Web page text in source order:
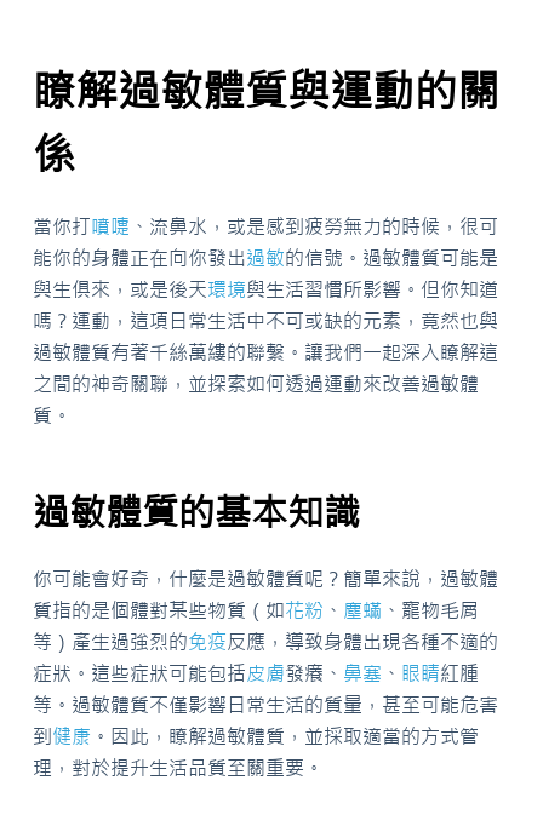
瞭解過敏體質與運動的關
係
當你打噴嚏 、流鼻水，或是感到疲勞無力的時候，很可
能你的身體正在向你發出過敏的信號。過敏體質可能是
與生俱來，或是後天環境與生活習慣所影響。但你知道
嗎？運動，這項日常生活中不可或缺的元素，竟然也與
過敏體質有著千絲萬縷的聯繫。讓我們一起深入瞭解這
之間的神奇關聯，並探索如何透過運動來改善過敏體
質。
過敏體質的基本知識
你可能會好奇，什麼是過敏體質呢？簡單來說，過敏體
質指的是個體對某些物質（如花粉 、 塵蟎 、寵物毛屑
等）產生過強烈的免疫反應，導致身體出現各種不適的
症狀。這些症狀可能包括皮膚發癢、 鼻塞 、 眼睛紅腫
等。過敏體質不僅影響日常生活的質量，甚至可能危害
到健康 。因此，瞭解過敏體質，並採取適當的方式管
理，對於提升生活品質至關重要。